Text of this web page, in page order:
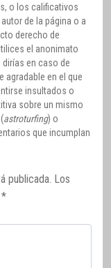
o los calificativos
de la página o a
derecho de
el anonimato
en caso de
agradable en el que
insultados o
sobre un mismo
astroturfing) o
que incumplan
publicada. Los
*